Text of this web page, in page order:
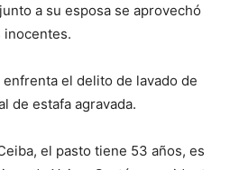
a su esposa se aprovechó
inocentes.
el delito de lavado de
de estafa agravada.
el pasto tiene 53 años, es